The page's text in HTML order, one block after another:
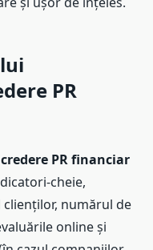
PR
PR financiar
cheie,
clienților, numărul de
online și